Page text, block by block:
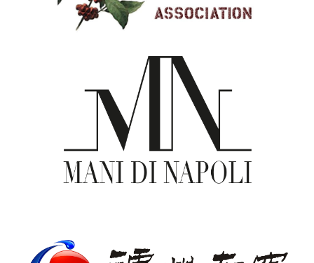
Le Mani di Napoli